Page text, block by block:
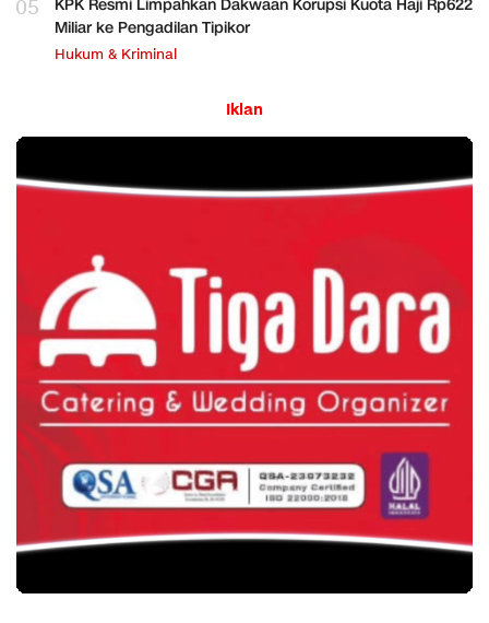
05
KPK Resmi Limpahkan Dakwaan Korupsi Kuota Haji Rp622
Miliar ke Pengadilan Tipikor
Hukum & Kriminal
Iklan